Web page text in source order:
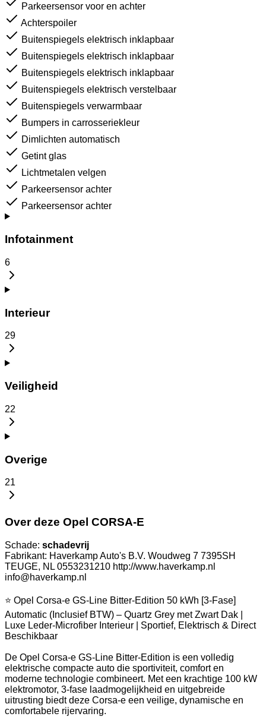
Parkeersensor voor en achter
Achterspoiler
Buitenspiegels elektrisch inklapbaar
Buitenspiegels elektrisch inklapbaar
Buitenspiegels elektrisch inklapbaar
Buitenspiegels elektrisch verstelbaar
Buitenspiegels verwarmbaar
Bumpers in carrosseriekleur
Dimlichten automatisch
Getint glas
Lichtmetalen velgen
Parkeersensor achter
Parkeersensor achter
Infotainment
6
Interieur
29
Veiligheid
22
Overige
21
Over deze Opel CORSA-E
Schade: schadevrij
Fabrikant: Haverkamp Auto's B.V. Woudweg 7 7395SH
TEUGE, NL 0553231210 http://www.haverkamp.nl
info@haverkamp.nl
⭐ Opel Corsa-e GS-Line Bitter-Edition 50 kWh [3-Fase]
Automatic (Inclusief BTW) – Quartz Grey met Zwart Dak |
Luxe Leder-Microfiber Interieur | Sportief, Elektrisch & Direct
Beschikbaar
De Opel Corsa-e GS-Line Bitter-Edition is een volledig
elektrische compacte auto die sportiviteit, comfort en
moderne technologie combineert. Met een krachtige 100 kW
elektromotor, 3-fase laadmogelijkheid en uitgebreide
uitrusting biedt deze Corsa-e een veilige, dynamische en
comfortabele rijervaring.